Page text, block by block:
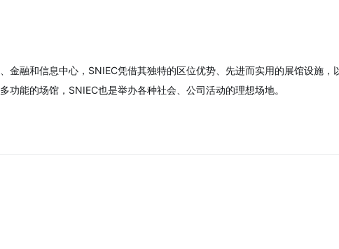
融和信息中心，SNIEC凭借其独特的区位优势、先进而实用的展馆设施，
能的场馆，SNIEC也是举办各种社会、公司活动的理想场地。